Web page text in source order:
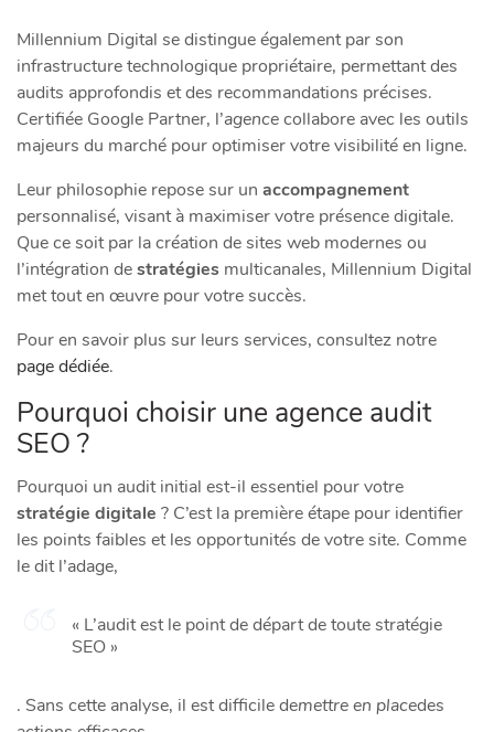
Millennium Digital se distingue également par son
infrastructure technologique propriétaire, permettant des
audits approfondis et des recommandations précises.
Certifiée Google Partner, l’agencecollabore avec les outils
majeurs du marché pour optimiser votre visibilité en ligne.
Leur philosophie repose sur un accompagnement
personnalisé, visant à maximiser votre présence digitale.
Que ce soit par la création de sites web modernes ou
l’intégration destratégies multicanales, Millennium Digital
met tout en œuvre pour votre succès.
Pour en savoir plus sur leurs services, consultez notre
page dédiée.
Pourquoi choisir une agence audit
SEO ?
Pourquoi un audit initial est-il essentiel pour votre
stratégie digitale ? C’est la première étape pour identifier
les points faibles et les opportunités de votre site. Comme
le dit l’adage,
« L’audit est le point de départ de toute stratégie
SEO »
. Sans cette analyse, il est difficile demettre en placedes